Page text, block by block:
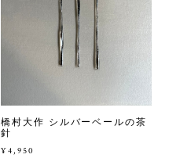
橋村大作 シルバーベールの茶
針
¥4,950